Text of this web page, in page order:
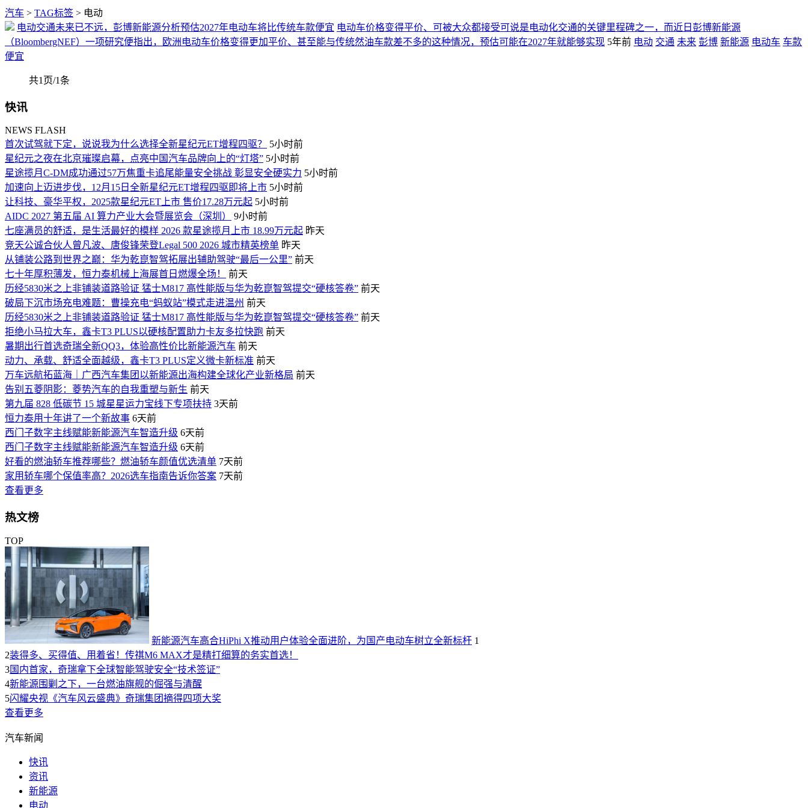
汽车 > TAG标签 > 电动
电动交通未来已不远，彭博新能源分析预估2027年电动车将比传统车款便宜 电动车价格变得平价、可被大众都接受可说是电动化交通的关键里程碑之一，而近日彭博新能源
（BloombergNEF）一项研究便指出，欧洲电动车价格变得更加平价、甚至能与传统然油车款差不多的这种情况，预估可能在2027年就能够实现 5年前 电动 交通 未来 彭博 新能源 电动车 车款
便宜
共1页/1条
快讯
NEWS FLASH
首次试驾就下定，说说我为什么选择全新星纪元ET增程四驱？
5小时前
星纪元之夜在北京璀璨启幕，点亮中国汽车品牌向上的“灯塔” 5小时前
星途揽月C-DM成功通过57万焦重卡追尾能量安全挑战 彰显安全硬实力 5小时前
加速向上迈进步伐，12月15日全新星纪元ET增程四驱即将上市 5小时前
让科技、豪华平权，2025款星纪元ET上市 售价17.28万元起 5小时前
AIDC 2027 第五届 AI 算力产业大会暨展览会（深圳）
9小时前
七座满员的舒适，是生活最好的模样 2026 款星途揽月上市 18.99万元起 昨天
竞天公诚合伙人曾凡波、唐俊锋荣登Legal 500 2026 城市精英榜单 昨天
从铺装公路到世界之巅：华为乾崑智驾拓展出辅助驾驶“最后一公里” 前天
七十年厚积薄发，恒力泰机械上海展首日燃爆全场！
前天
历经5830米之上非铺装道路验证 猛士M817 高性能版与华为乾崑智驾提交“硬核答卷” 前天
破局下沉市场充电难题：曹操充电“蚂蚁站”模式走进温州 前天
历经5830米之上非铺装道路验证 猛士M817 高性能版与华为乾崑智驾提交“硬核答卷” 前天
拒绝小马拉大车，鑫卡T3 PLUS以硬核配置助力卡友多拉快跑 前天
暑期出行首选奇瑞全新QQ3，体验高性价比新能源汽车 前天
动力、承载、舒适全面越级，鑫卡T3 PLUS定义微卡新标准 前天
万车远航拓蓝海｜广西汽车集团以新能源出海构建全球化产业新格局 前天
告别五菱阴影：菱势汽车的自我重塑与新生 前天
第九届 828 低碳节 15 城星星运力宝线下专项扶持 3天前
恒力泰用十年讲了一个新故事 6天前
西门子数字主线赋能新能源汽车智造升级 6天前
西门子数字主线赋能新能源汽车智造升级 6天前
好看的燃油轿车推荐哪些？燃油轿车颜值优选清单 7天前
家用轿车哪个保值率高？2026选车指南告诉你答案 7天前
查看更多
热文榜
TOP
新能源汽车高合HiPhi X推动用户体验全面进阶，为国产电动车树立全新标杆 1
2装得多、买得值、用着省！传祺M6 MAX才是精打细算的务实首选！
3国内首家，奇瑞拿下全球智能驾驶安全“技术签证”
4新能源围剿之下，一台燃油旗舰的倔强与清醒
5闪耀央视《汽车风云盛典》奇瑞集团摘得四项大奖
查看更多
汽车新闻
快讯
资讯
新能源
电动